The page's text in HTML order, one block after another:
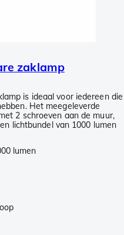
zaklamp
is ideaal voor iedereen die
Het meegeleverde
2 schroeven aan de muur,
lichtbundel van 1000 lumen
lumen